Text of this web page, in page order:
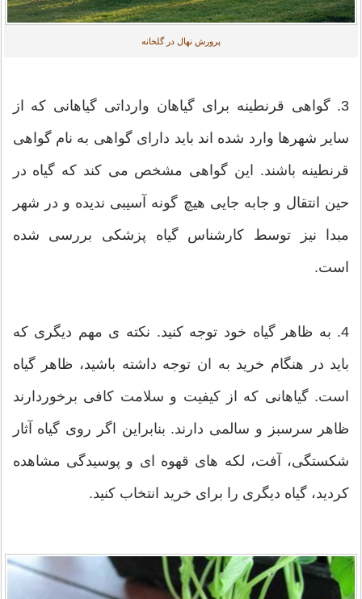
پرورش نهال در گلخانه
3. گواهی قرنطینه برای گیاهان وارداتی گیاهانی که از
سایر شهرها وارد شده اند باید دارای گواهی به نام گواهی
قرنطینه باشند. این گواهی مشخص می کند که گیاه در
حین انتقال و جابه جایی هیچ گونه آسیبی ندیده و در شهر
مبدا نیز توسط کارشناس گیاه پزشکی بررسی شده
است.
4. به ظاهر گیاه خود توجه کنید. نکته ی مهم دیگری که
باید در هنگام خرید به ان توجه داشته باشید، ظاهر گیاه
است. گیاهانی که از کیفیت و سلامت کافی برخوردارند
ظاهر سرسبز و سالمی دارند. بنابراین اگر روی گیاه آثار
شکستگی، آفت، لکه های قهوه ای و پوسیدگی مشاهده
کردید، گیاه دیگری را برای خرید انتخاب کنید.